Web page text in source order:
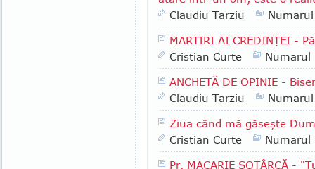
Claudiu Tarziu
MARTIRI AI CREDINŢEI -
Cristian Curte
Numarul
ANCHETĂ DE OPINIE -
Claudiu Tarziu
Ziua când mă găseşte
Cristian Curte
Numarul
Pr. MACARIE ŞOTÂRCĂ -